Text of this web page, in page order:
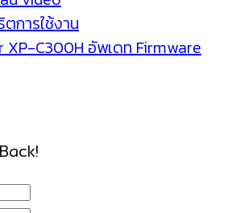
การใช้งาน
XP-C300H อัพเดท Firmware